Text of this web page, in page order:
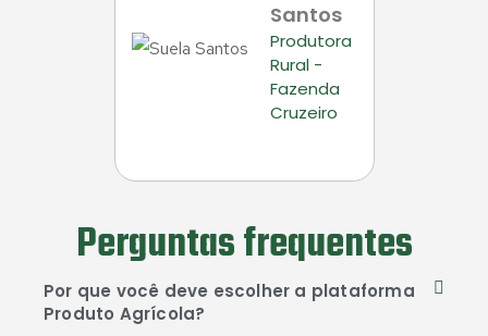
Santos
Produtora
Rural -
Fazenda
Cruzeiro
Perguntas frequentes
Por que você deve escolher a plataforma
Produto Agrícola?